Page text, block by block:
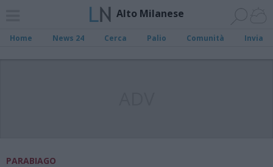
Alto Milanese
Home News 24 Cerca Palio Comunità Invia
PARABIAGO